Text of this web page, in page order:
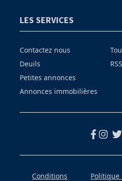
LES SERVICES
Contactez nous
Deuils
Petites annonces
Annonces immobilières
RSS
Conditions
Politique